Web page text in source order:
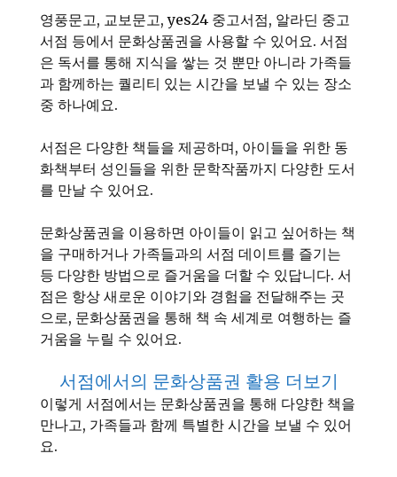
영풍문고, 교보문고, yes24 중고서점, 알라딘 중고
서점 등에서 문화상품권을 사용할 수 있어요. 서점
은 독서를 통해 지식을 쌓는 것 뿐만 아니라 가족들
과 함께하는 퀄리티 있는 시간을 보낼 수 있는 장소
중 하나예요.
서점은 다양한 책들을 제공하며, 아이들을 위한 동
화책부터 성인들을 위한 문학작품까지 다양한 도서
를 만날 수 있어요.
문화상품권을 이용하면 아이들이 읽고 싶어하는 책
을 구매하거나 가족들과의 서점 데이트를 즐기는
등 다양한 방법으로 즐거움을 더할 수 있답니다. 서
점은 항상 새로운 이야기와 경험을 전달해주는 곳
으로, 문화상품권을 통해 책 속 세계로 여행하는 즐
거움을 누릴 수 있어요.
서점에서의 문화상품권 활용 더보기
이렇게 서점에서는 문화상품권을 통해 다양한 책을
만나고, 가족들과 함께 특별한 시간을 보낼 수 있어
요.